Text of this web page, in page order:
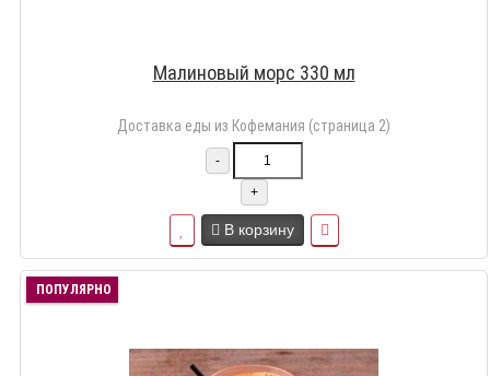
Малиновый морс 330 мл
Доставка еды из Кофемания (страница 2)
-
+
В корзину
ПОПУЛЯРНО